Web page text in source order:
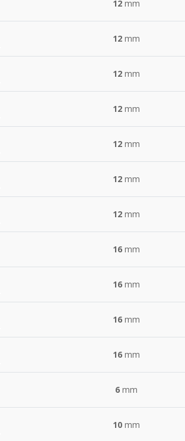
12 mm
12 mm
12 mm
12 mm
12 mm
12 mm
12 mm
16 mm
16 mm
16 mm
16 mm
6 mm
10 mm